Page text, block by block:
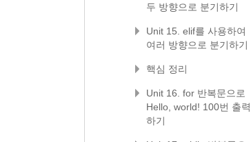
두 방향으로 분기하기
Unit 15. elif를 사용하여
여러 방향으로 분기하기
핵심 정리
Unit 16. for 반복문으로
Hello, world! 100번 출력
하기